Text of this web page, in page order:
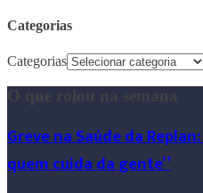
Categorias
Categorias
O que rolou na semana
Greve na Saúde da
quem cuida da gente”